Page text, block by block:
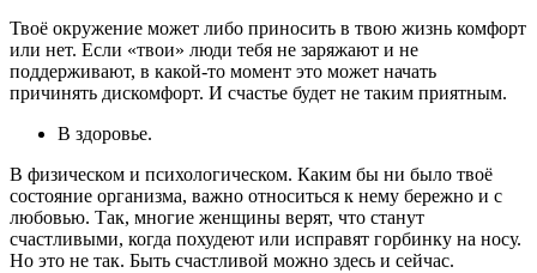
Твоё окружение может либо приносить в твою жизнь комфорт
или нет. Если «твои» люди тебя не заряжают и не
поддерживают, в какой-то момент это может начать
причинять дискомфорт. И счастье будет не таким приятным.
В здоровье.
В физическом и психологическом. Каким бы ни было твоё
состояние организма, важно относиться к нему бережно и с
любовью. Так, многие женщины верят, что станут
счастливыми, когда похудеют или исправят горбинку на носу.
Но это не так. Быть счастливой можно здесь и сейчас.